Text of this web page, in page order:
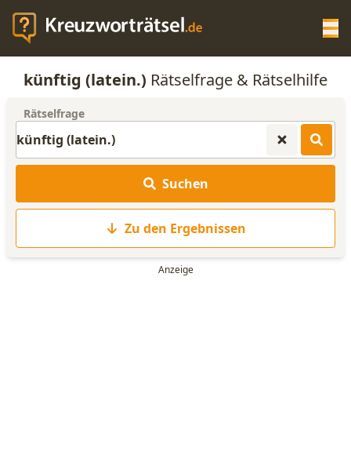
KREUZWORTRÄTSEL-HILFE
ANAGRAMM-GENERATOR
künftig (latein.) Rätselfrage & Rätselhilfe
Rätselfrage
Suchen
Zu den Ergebnissen